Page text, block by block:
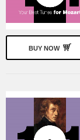
BUY NOW